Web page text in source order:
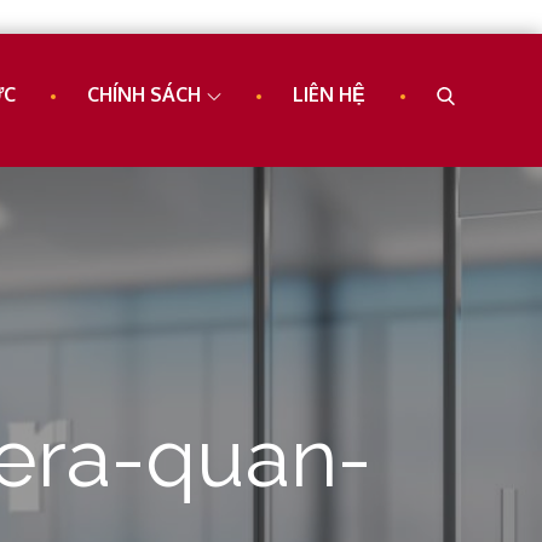
CHÍNH SÁCH LIÊN HỆ
quan-